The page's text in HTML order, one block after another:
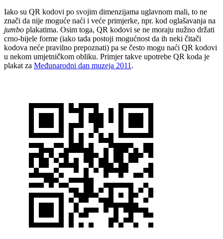
Iako su QR kodovi po svojim dimenzijama uglavnom mali, to ne
znači da nije moguće naći i veće primjerke, npr. kod oglašavanja na
jumbo plakatima. Osim toga, QR kodovi se ne moraju nužno držati
crno-bijele forme (iako tada postoji mogućnost da ih neki čitači
kodova neće pravilno prepoznati) pa se često mogu naći QR kodovi
u nekom umjetničkom obliku. Primjer takve upotrebe QR koda je
plakat za Međunarodni dan muzeja 2011.